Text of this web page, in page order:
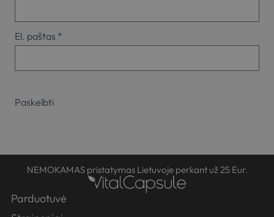
El. paštas *
NEMOKAMAS pristatymas Lietuvoje perkant už 25 Eur.
Parduotuvė